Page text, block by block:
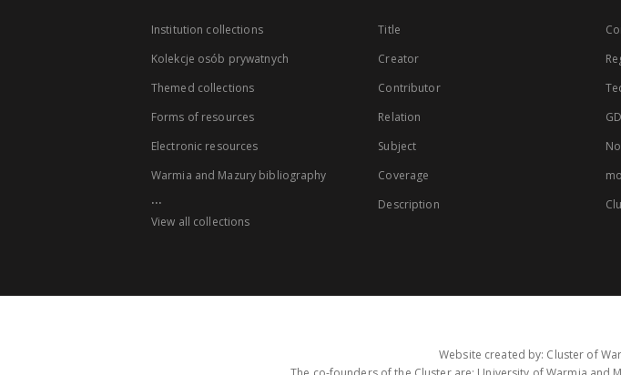
Institution collections
Kolekcje osób prywatnych
Themed collections
Forms of resources
Electronic resources
Warmia and Mazury bibliography
...
View all collections
Title
Creator
Contributor
Relation
Subject
Coverage
Description
Website created by: Cluster of